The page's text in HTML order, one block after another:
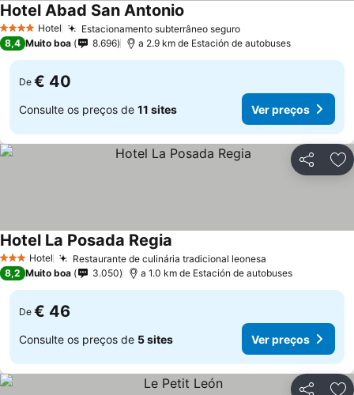
4 EstrelasHotel Estacionamento subterrâneo seguroVer preços
Hotel Abad San Antonio
8,4 Muito boa 8.696 a 2.9 km de Estación de autobuses
De € 40
Consulte os preços de 11 sites Ver preços
Partilhar
3 EstrelasHotel Restaurante de culinária tradicional leonesa
Hotel La Posada Regia
8,2 Muito boa 3.050 a 1.0 km de Estación de autobuses
De € 46
Consulte os preços de 5 sites Ver preços